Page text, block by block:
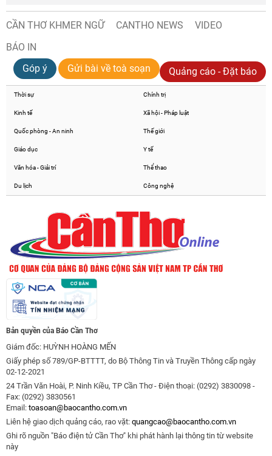
CẦN THƠ KHMER NGỮ CANTHO NEWS
VIDEO
BÁO IN
Góp ý
Gửi bài về toà soạn Quảng cáo - Đặt báo
Thời sự Chính trị
Kinh tế Xã hội - Pháp luật
Quốc phòng - An ninh Thế giới
Giáo dục Y tế
Văn hóa - Giải trí Thể thao
Du lịch Công nghệ
Bản quyền của Báo Cần Thơ
Giám đốc: HUỲNH HOÀNG MẾN
Giấy phép số 789/GP-BTTTT, do Bộ Thông Tin và Truyền Thông cấp ngày
02-12-2021
24 Trần Văn Hoài, P. Ninh Kiều, TP Cần Thơ - Điện thoại: (0292) 3830098 -
Fax: (0292) 3830561
Email: toasoan@baocantho.com.vn
Liên hệ giao dịch quảng cáo, rao vặt: quangcao@baocantho.com.vn
Ghi rõ nguồn "Báo điện tử Cần Thơ" khi phát hành lại thông tin từ website
này